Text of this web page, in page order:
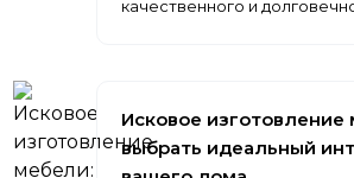
качественного и
Исковое изготовление
выбрать идеальный